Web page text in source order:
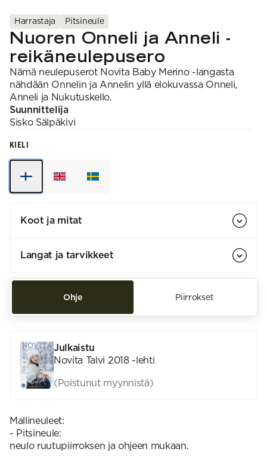
Wonder Wool
Hehku
1. Lace
2. 4-ply
3. Sport
4. DK
5. Aran
6. Chunky
7. Super Chunky
SS26 Kirsikka
Simberg & Hanna
Sumari
SS26 Hyvän olon
neuleet
SS26 Auringon
kosketus -
INSPIROIDU
Yhteisö
Ajankohtaista
Tilaa uutiskirje
Kaikki artikkelit
Harrastaja Pitsineule
Nuoren Onneli ja Anneli -
reikäneulepusero
Nämä neulepuserot Novita Baby Merino -langasta
nähdään Onnelin ja Annelin yllä elokuvassa Onneli,
Anneli ja Nukutuskello.
Suunnittelija
Sisko Sälpäkivi
KIELI
Koot ja mitat
Langat ja tarvikkeet
Ohje Piirrokset
Julkaistu
Novita Talvi 2018 -lehti
(Poistunut myynnistä)
Mallineuleet:
- Pitsineule:
neulo ruutupiirroksen ja ohjeen mukaan.